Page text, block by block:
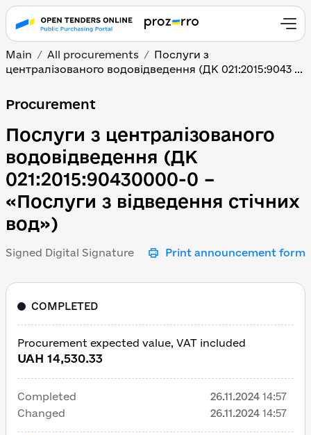
Main All procurements
Послуги з
централізованого водовідведення (ДК 021:2015:9043 ...
Послуги з
Procurement
Послуги з централізованого
водовідведення (ДК
021:2015:90430000-0 –
«Послуги з відведення стічних
вод»)
Signed Digital Signature Print announcement form
COMPLETED
Procurement expected value, VAT included
UAH 14,530.33
Completed 26.11.2024 14:57
Changed
26.11.2024 14:57